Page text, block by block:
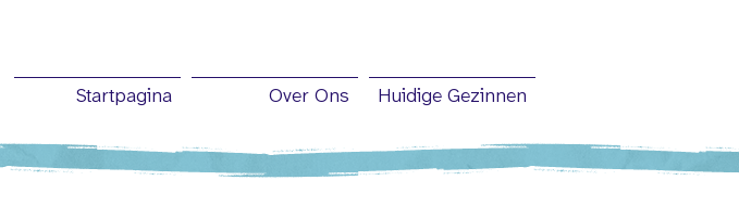
Startpagina Over Ons Huidige Gezinnen